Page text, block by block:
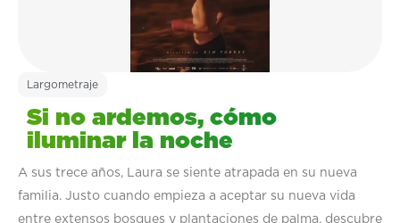
Largometraje
Si no ardemos, cómo
iluminar la noche
A sus trece años, Laura se siente atrapada en su nueva
familia. Justo cuando empieza a aceptar su nueva vida
entre extensos bosques y plantaciones de palma, descubre